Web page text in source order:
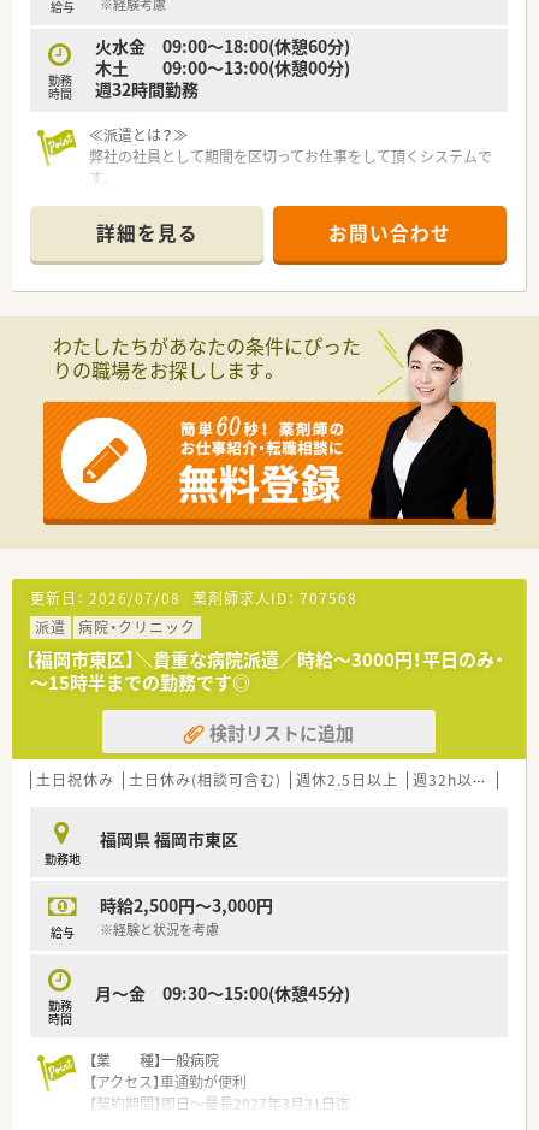
としてカウントされるため、サービス残業が一切ない環境です。
■有給休暇の平均取得日数は年間11日程度と高く、消化率も
90％を超えているため、プライベートの予定も立てやすい職場
■営業時間は平日は18時までとなっており、夜遅い勤務が発生
しにくいため、仕事と家庭を両立させたい方にも非常に適してい
ます。
【職場環境と雰囲気】
■離職率が非常に低いことが特徴であり、新卒の3年以内離職率
が5％程度と、長く安定して働ける良好な人間関係が築かれてい
風土のため、ライフステージの変化があっても安心して継続でき
ます。
■店舗内にはがん専門薬剤師が在籍している場合もあり、専門性
の高いスタッフから刺激を受けながら成長できる雰囲気があり
ます。
給与 ※経験考慮
勤務
時間
火水金 09:00～18:00(休憩60分)
木土 09:00～13:00(休憩00分)
週32時間勤務
≪派遣とは？≫
弊社の社員として期間を区切ってお仕事をして頂くシステムで
す。
です。
◆こんな方に人気・オススメ
・転職活動中にブランクを空けたくない方
・転居や留学の予定があり、期間を区切って働きたい方
・旅行や趣味の時間等ライフスタイルに合わせて休みを調整した
・高時給で効率的に働きたい方
◆派遣の魅力
・交通費は実費分支給
・薬剤師賠償保険に弊社負担にて加入頂けますので安心して就業
が可能
・週20時間以上で社会保険加入可能
・残業代は1分単位で支給
弊社は優良派遣事業者として厚生労働省より認定を受けていま
すので、
安心してご就業して頂けるサポート体制・福利厚生が整っており
ます！
詳細を見る お問い合わせ
わたしたちがあなたの条件にぴった
りの職場をお探しします。
更新日： 2026/07/08 薬剤師求人ID： 707568
派遣
病院・クリニック
【福岡市東区】＼貴重な病院派遣／時給～3000円！平日のみ・
～15時半までの勤務です◎
検討リストに追加
土日祝休み 土日休み(相談可含む) 週休2.5日以上 週32h以上
勤務地
福岡県 福岡市東区
給与
時給2,500円～3,000円
※経験と状況を考慮
勤務
時間
月～金 09:30～15:00(休憩45分)
【業 種】一般病院
【アクセス】車通勤が便利
【契約期間】即日～最長2027年3月31日迄